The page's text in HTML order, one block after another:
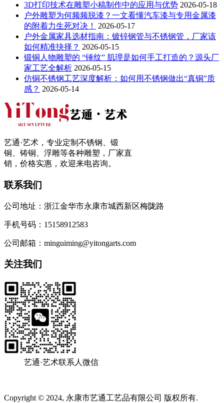
3D打印技术在雕塑小稿制作中的应用与优势 2026-05-18
户外雕塑为何频频脱漆？一文看懂汽车漆与专用金属漆
的附着力生死对决！
2026-05-17
户外金属家具选材指南：镀锌钢管与不锈钢管，厂家该
如何精准抉择？ 2026-05-15
锻铜人物雕塑的 “锤纹” 肌理是如何手工打造的？源头厂
家工艺全解析 2026-05-15
仿铜不锈钢工艺深度解析：如何用不锈钢做出“真铜”质
感？ 2026-05-14
艺通·艺术，专业定制不锈钢、锻
铜、铸铜、浮雕等各种雕塑，厂家直
销，价格实惠，欢迎来电咨询。
联系我们
公司地址：浙江金华市永康市城西新区梅陇路
手机号码：15158912583
公司邮箱：minguiming@yitongarts.com
关注我们
艺通·艺术联系人微信
Copyright © 2024, 永康市艺通工艺品有限公司 版权所有.